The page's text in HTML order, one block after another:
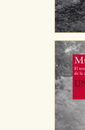
HABILITAR
Cookies
Estas cookies
web funcione y
nuestro
navegador,
áreas de
correctamente.
Cookies de